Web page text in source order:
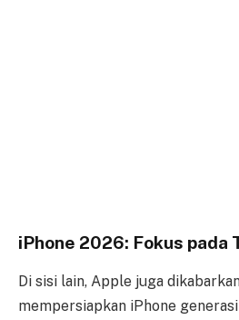
iPhone 2026: Fokus pada
Di sisi lain, Apple juga
mempersiapkan iPhone